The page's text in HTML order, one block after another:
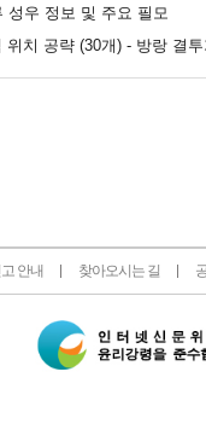
성우 정보 및 주요 필모
위치 공략 (30개) - 방랑 결
안내 찾아오시는 길
터
넷